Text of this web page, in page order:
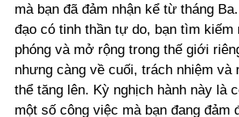
mà bạn đã đảm nhận kể từ tháng
đạo có tinh thần tự do, bạn tìm kiếm
phóng và mở rộng trong thế giới
nhưng càng về cuối, trách nhiệm và
thể tăng lên. Kỳ nghịch hành này là
một số công việc mà bạn đang đảm